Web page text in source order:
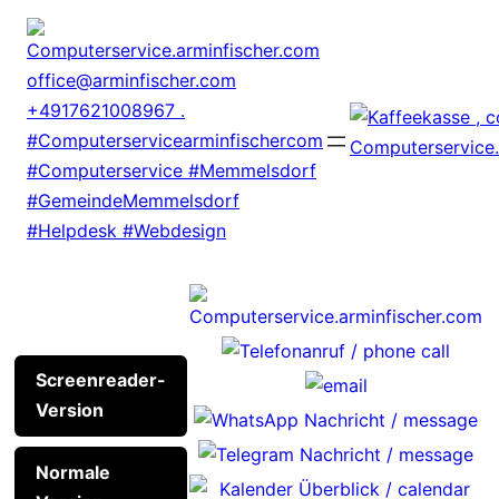
Zum
Inhalt
springen
Screenreader-
Version
Normale